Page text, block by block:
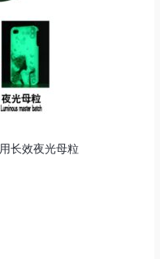
长效夜光母粒